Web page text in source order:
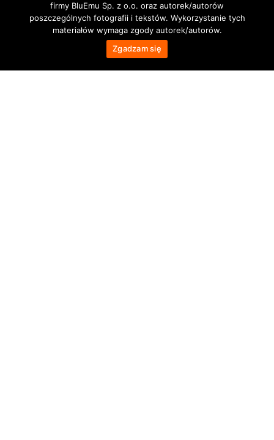
DLACZEGO Z NAMI?
firmy BluEmu Sp. z o.o. oraz autorek/autorów
poszczególnych fotografii i tekstów. Wykorzystanie tych
materiałów wymaga zgody autorek/autorów.
Zgadzam się